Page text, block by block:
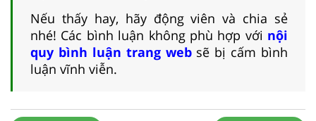
Nếu thấy hay, hãy động viên và chia sẻ
nhé! Các bình luận không phù hợp với nội
quy bình luận trang websẽ bị cấm bình
luận vĩnh viễn.